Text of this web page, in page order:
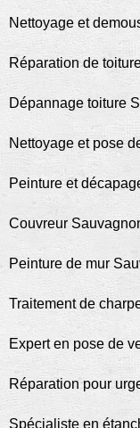
Nettoyage et
Réparation de
Dépannage toiture
Nettoyage et pose
Peinture et
Couvreur
Peinture de mur
Traitement de
Expert en pose de
Réparation pour
Spécialiste en